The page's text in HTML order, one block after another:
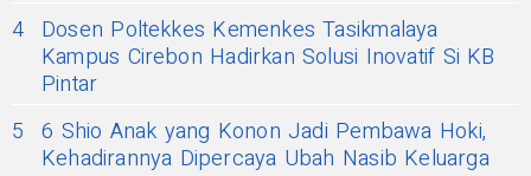
4 Dosen Poltekkes Kemenkes Tasikmalaya
Kampus Cirebon Hadirkan Solusi Inovatif Si KB
Pintar
5 6 Shio Anak yang Konon Jadi Pembawa Hoki,
Kehadirannya Dipercaya Ubah Nasib Keluarga